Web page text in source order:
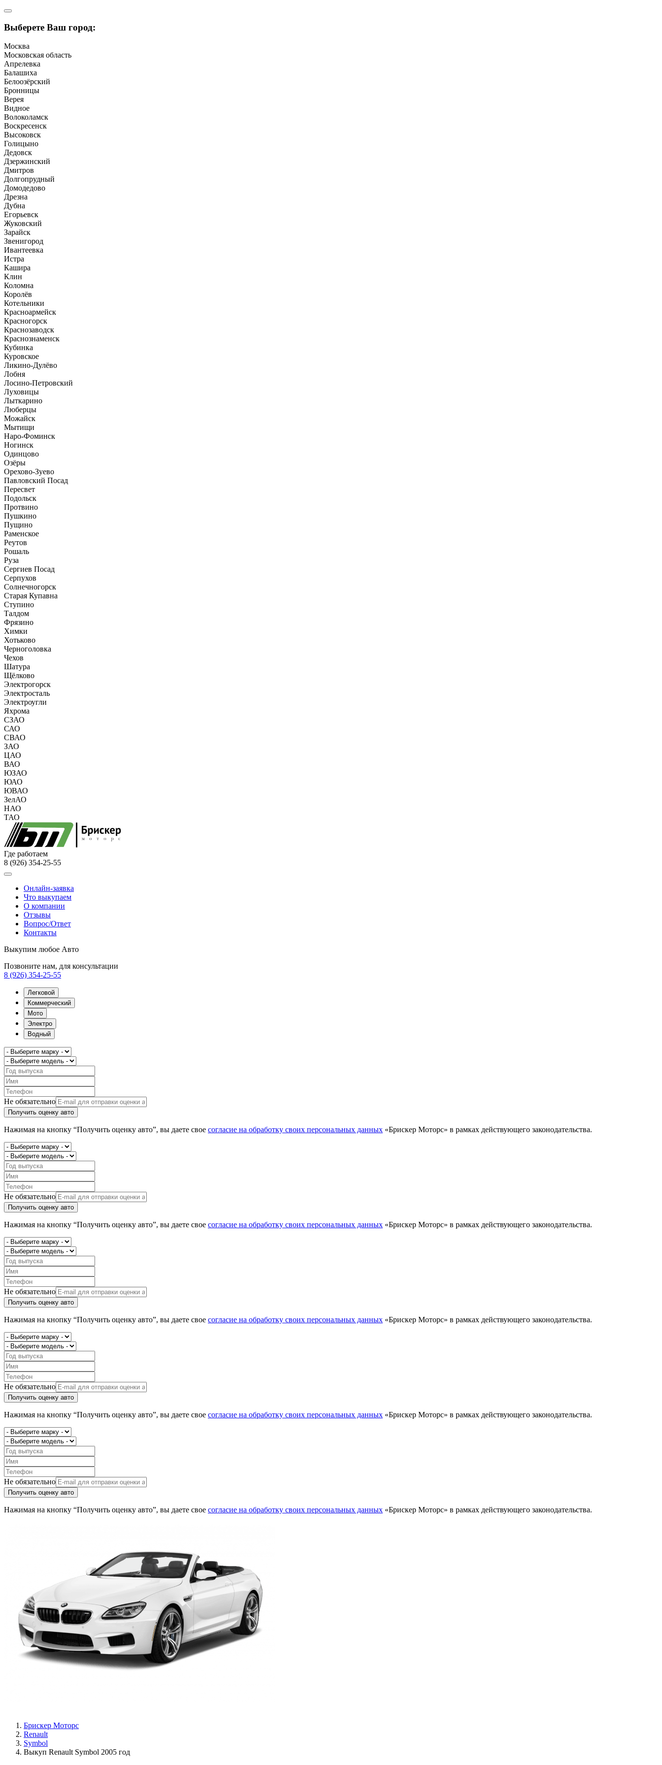
Выберете Ваш город:
Москва
Московская область
Апрелевка
Балашиха
Белоозёрский
Бронницы
Верея
Видное
Волоколамск
Воскресенск
Высоковск
Голицыно
Дедовск
Дзержинский
Дмитров
Долгопрудный
Домодедово
Дрезна
Дубна
Егорьевск
Жуковский
Зарайск
Звенигород
Ивантеевка
Истра
Кашира
Клин
Коломна
Королёв
Котельники
Красноармейск
Красногорск
Краснозаводск
Краснознаменск
Кубинка
Куровское
Ликино-Дулёво
Лобня
Лосино-Петровский
Луховицы
Лыткарино
Люберцы
Можайск
Мытищи
Наро-Фоминск
Ногинск
Одинцово
Озёры
Орехово-Зуево
Павловский Посад
Пересвет
Подольск
Протвино
Пушкино
Пущино
Раменское
Реутов
Рошаль
Руза
Сергиев Посад
Серпухов
Солнечногорск
Старая Купавна
Ступино
Талдом
Фрязино
Химки
Хотьково
Черноголовка
Чехов
Шатура
Щёлково
Электрогорск
Электросталь
Электроугли
Яхрома
СЗАО
САО
СВАО
ЗАО
ЦАО
ВАО
ЮЗАО
ЮАО
ЮВАО
ЗелАО
НАО
ТАО
Где работаем
8 (926) 354-25-55
Онлайн-заявка
Что выкупаем
О компании
Отзывы
Вопрос/Ответ
Контакты
Выкупим любое Авто
Позвоните нам, для консультации
8 (926) 354-25-55
Легковой
Коммерческий
Мото
Электро
Водный
Не обязательно
Получить оценку авто
Нажимая на кнопку “Получить оценку авто”, вы даете свое согласие на обработку своих персональных данных «Брискер Моторс» в рамках действующего законодательства.
Не обязательно
Получить оценку авто
Нажимая на кнопку “Получить оценку авто”, вы даете свое согласие на обработку своих персональных данных «Брискер Моторс» в рамках действующего законодательства.
Не обязательно
Получить оценку авто
Нажимая на кнопку “Получить оценку авто”, вы даете свое согласие на обработку своих персональных данных «Брискер Моторс» в рамках действующего законодательства.
Не обязательно
Получить оценку авто
Нажимая на кнопку “Получить оценку авто”, вы даете свое согласие на обработку своих персональных данных «Брискер Моторс» в рамках действующего законодательства.
Не обязательно
Получить оценку авто
Нажимая на кнопку “Получить оценку авто”, вы даете свое согласие на обработку своих персональных данных «Брискер Моторс» в рамках действующего законодательства.
Брискер Моторс
Renault
Symbol
Выкуп Renault Symbol 2005 год